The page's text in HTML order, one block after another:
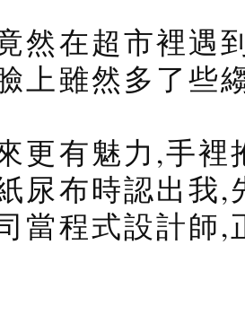
然在超市裡遇
上雖然多了些
更有魅力,手
尿布時認出我
當程式設計師